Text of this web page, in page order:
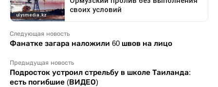
Следующая новость
Фанатке загара наложили 60 швов на лицо
Предыдущая новость
Подросток устроил стрельбу в школе Таиланда:
есть погибшие (ВИДЕО)